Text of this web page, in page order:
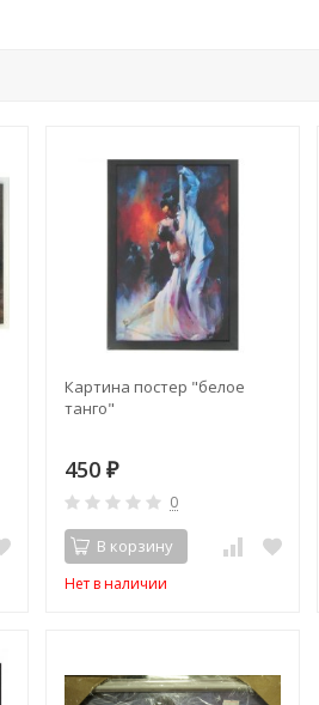
Картина постер "белое
танго"
450₽
0
В корзину
Нет в наличии